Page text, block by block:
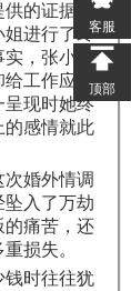
供的证据果
姐进行了终
实，张小姐
给工作应酬
呈现时她终
的感情就此
婚外情调
入了万劫
的痛苦，还
损失。
钱时往往犹
客服
顶部